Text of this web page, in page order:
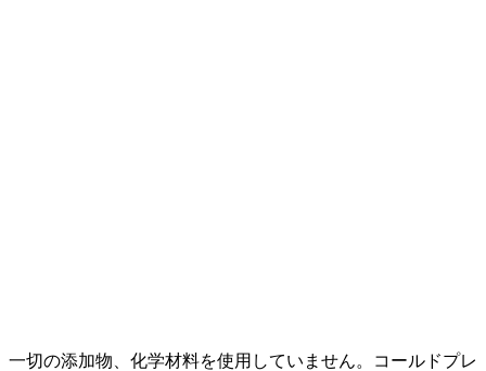
一切の添加物、化学材料を使用していません。コールドプレ